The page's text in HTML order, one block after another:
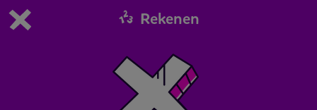
Dit is de gratis demo van Squla.
Bestel nu
Rekenen